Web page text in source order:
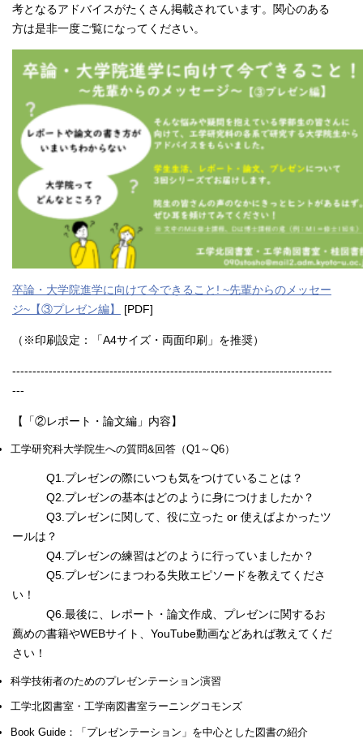
考となるアドバイスがたくさん掲載されています。関心のある
方は是非一度ご覧になってください。
卒論・大学院進学に向けて今できること! ~先輩からのメッセー
ジ~【③プレゼン編】
[PDF]
（※印刷設定：「A4サイズ・両面印刷」を推奨）
-------------------------------------------------------------------------------
---
【「②レポート・論文編」内容】
工学研究科大学院生への質問&回答（Q1～Q6）
Q1.プレゼンの際にいつも気をつけていることは？
Q2.プレゼンの基本はどのように身につけましたか？
Q3.プレゼンに関して、役に立った or 使えばよかったツ
ールは？
Q4.プレゼンの練習はどのように行っていましたか？
Q5.プレゼンにまつわる失敗エピソードを教えてくださ
い！
Q6.最後に、レポート・論文作成、プレゼンに関するお
薦めの書籍やWEBサイト、YouTube動画などあれば教えてくだ
さい！
科学技術者のためのプレゼンテーション演習
工学北図書室・工学南図書室ラーニングコモンズ
Book Guide：「プレゼンテーション」を中心とした図書の紹介